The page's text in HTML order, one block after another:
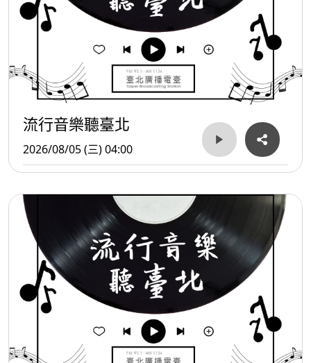
流行音樂聽臺北
2026/08/05 (三) 04:00